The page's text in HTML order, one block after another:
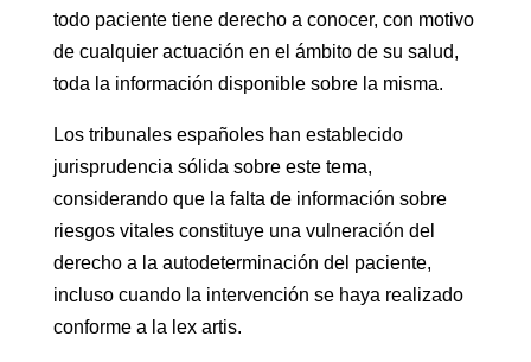
todo paciente tiene derecho a conocer, con motivo
de cualquier actuación en el ámbito de su salud,
toda la información disponible sobre la misma.
Los tribunales españoles han establecido
jurisprudencia sólida sobre este tema,
considerando que la falta de información sobre
riesgos vitales constituye una vulneración del
derecho a la autodeterminación del paciente,
incluso cuando la intervención se haya realizado
conforme a la lex artis.